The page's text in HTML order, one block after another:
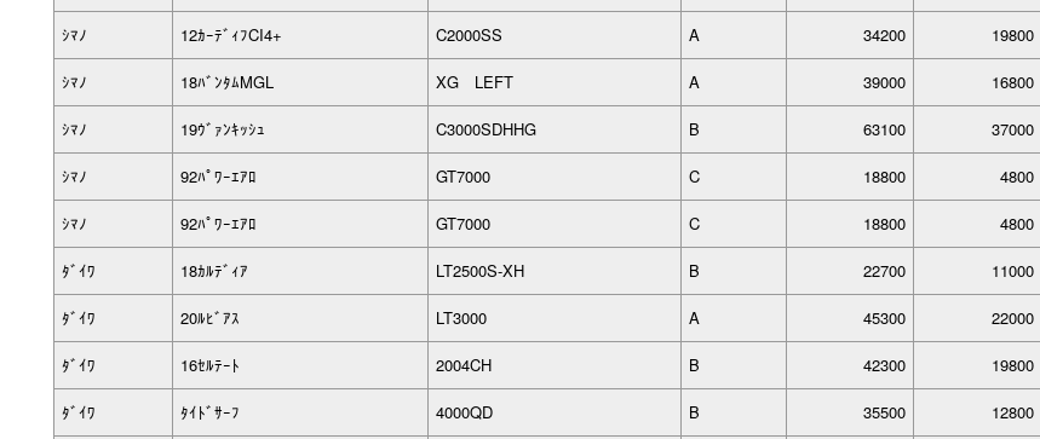
ｼﾏﾉ 12ｶｰﾃﾞｨﾌCI4+ C2000SS A 34200 19800
ｼﾏﾉ 18ﾊﾞﾝﾀﾑMGL XG LEFT A 39000 16800
ｼﾏﾉ 19ｳﾞｧﾝｷｯｼｭ C3000SDHHG B 63100 37000
ｼﾏﾉ 92ﾊﾟﾜｰｴｱﾛ GT7000 C 18800 4800
ｼﾏﾉ 92ﾊﾟﾜｰｴｱﾛ GT7000 C 18800 4800
ﾀﾞｲﾜ 18ｶﾙﾃﾞｨｱ LT2500S-XH B 22700 11000
ﾀﾞｲﾜ 20ﾙﾋﾞｱｽ LT3000 A 45300 22000
ﾀﾞｲﾜ 16ｾﾙﾃｰﾄ 2004CH B 42300 19800
ﾀﾞｲﾜ ﾀｲﾄﾞｻｰﾌ 4000QD B 35500 12800